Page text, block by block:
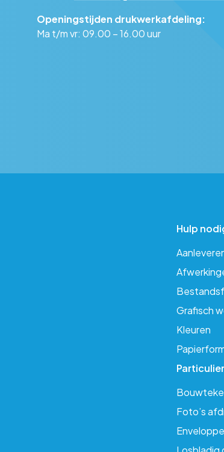
Openingstijden drukwerkafdeling:
Ma t/m vr: 09.00 – 16.00 uur
Hulp
Grafisch
Kleuren
Particulier
Foto’s